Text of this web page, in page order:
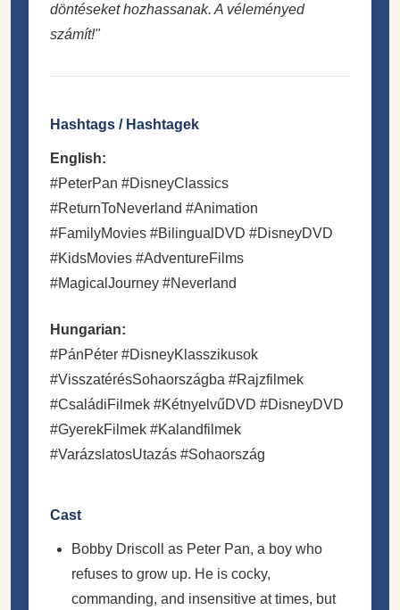
döntéseket hozhassanak. A véleményed
számít!"
Hashtags / Hashtagek
English:
#PeterPan #DisneyClassics
#ReturnToNeverland #Animation
#FamilyMovies #BilingualDVD #DisneyDVD
#KidsMovies #AdventureFilms
#MagicalJourney #Neverland
Hungarian:
#PánPéter #DisneyKlasszikusok
#VisszatérésSohaországba #Rajzfilmek
#CsaládiFilmek #KétnyelvűDVD #DisneyDVD
#GyerekFilmek #Kalandfilmek
#VarázslatosUtazás #Sohaország
Cast
Bobby Driscoll as Peter Pan, a boy who
refuses to grow up. He is cocky,
commanding, and insensitive at times, but